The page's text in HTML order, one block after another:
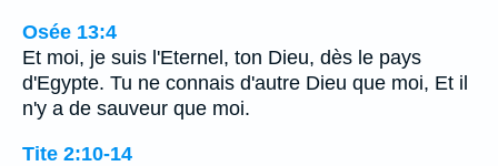
Osée 13:4
Et moi, je suis l'Eternel, ton Dieu, dès le pays
d'Egypte. Tu ne connais d'autre Dieu que moi, Et il
n'y a de sauveur que moi.
Tite 2:10-14